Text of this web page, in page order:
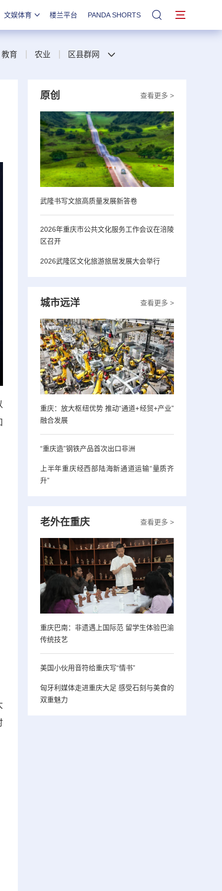
文娱体育 楼兰平台 PANDA SHORTS 站内搜索
教育 农业 区县群网
查看更多 >
原创
武隆书写文旅高质量发展新答卷
2026年重庆市公共文化服务工作会议在涪陵
区召开
2026武隆区文化旅游旅居发展大会举行
查看更多 >
城市远洋
重庆：放大枢纽优势 推动“通道+经贸+产业”
融合发展
“重庆造”钢铁产品首次出口非洲
上半年重庆经西部陆海新通道运输“量质齐
升”
查看更多 >
老外在重庆
重庆巴南：非遗遇上国际范 留学生体验巴渝
传统技艺
美国小伙用音符给重庆写“情书”
匈牙利媒体走进重庆大足 感受石刻与美食的
双重魅力